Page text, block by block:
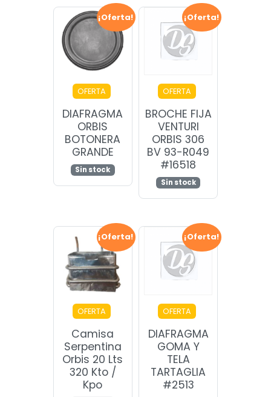
¡Oferta!
OFERTA
DIAFRAGMA
ORBIS
BOTONERA
GRANDE
Sin stock
¡Oferta!
OFERTA
BROCHE FIJA
VENTURI
ORBIS 306
BV 93-R049
#16518
Sin stock
¡Oferta!
OFERTA
Camisa
Serpentina
Orbis 20 Lts
320 Kto /
Kpo
¡Oferta!
OFERTA
DIAFRAGMA
GOMA Y
TELA
TARTAGLIA
#2513